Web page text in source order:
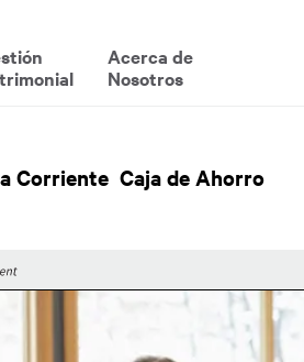
Acerca de
Nosotros
Header
Corriente Caja de Ahorro